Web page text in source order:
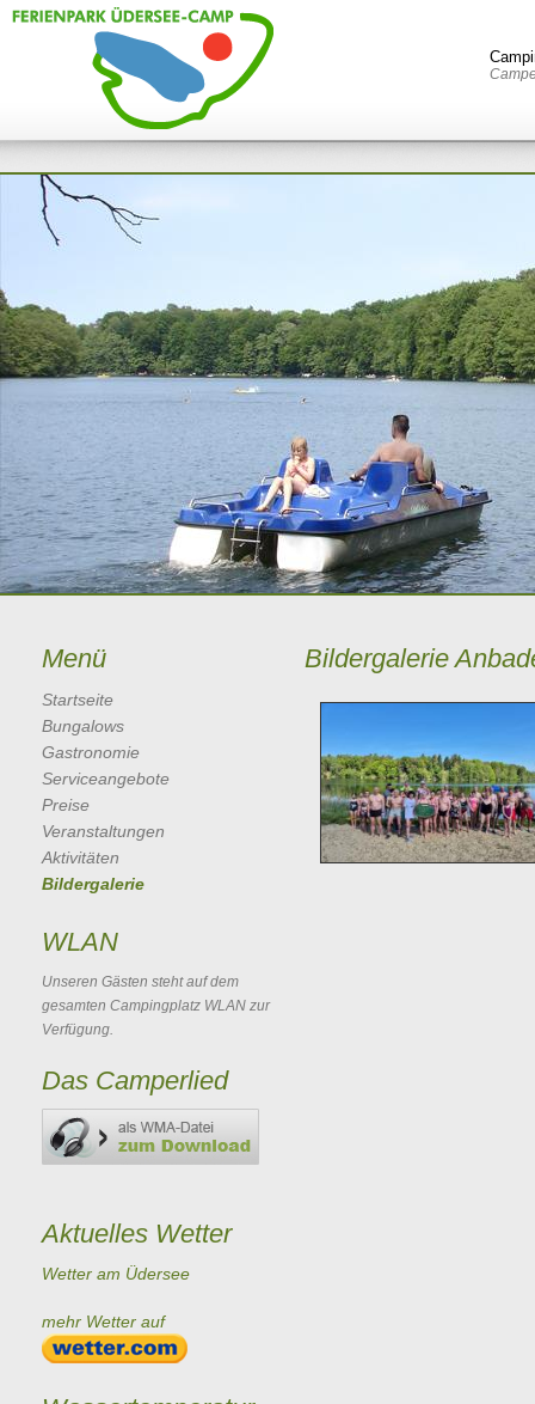
Menü
Startseite
Bungalows
Gastronomie
Serviceangebote
Preise
Veranstaltungen
Aktivitäten
Bildergalerie
WLAN
Unseren Gästen steht auf dem
gesamten Campingplatz WLAN zur
Verfügung.
Das Camperlied
Aktuelles Wetter
Wetter am Üdersee
mehr Wetter auf
Bildergalerie